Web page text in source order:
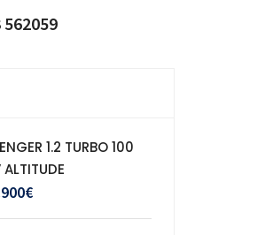
562059
1.2 TURBO 100